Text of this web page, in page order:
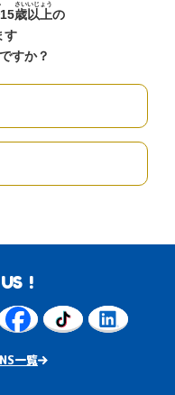
15歳
さい
以上
いじょう
の
す
ですか？
!
一覧